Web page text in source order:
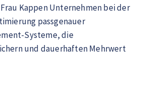
Kappen Unternehmen bei der
passgenauer
Systeme, die
und dauerhaften Mehrwert